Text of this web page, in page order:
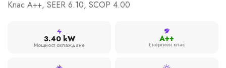
Клас A++, SEER 6.10, SCOP 4.00
3.40 kW
Мощност охлаждане
A++
Енергиен клас